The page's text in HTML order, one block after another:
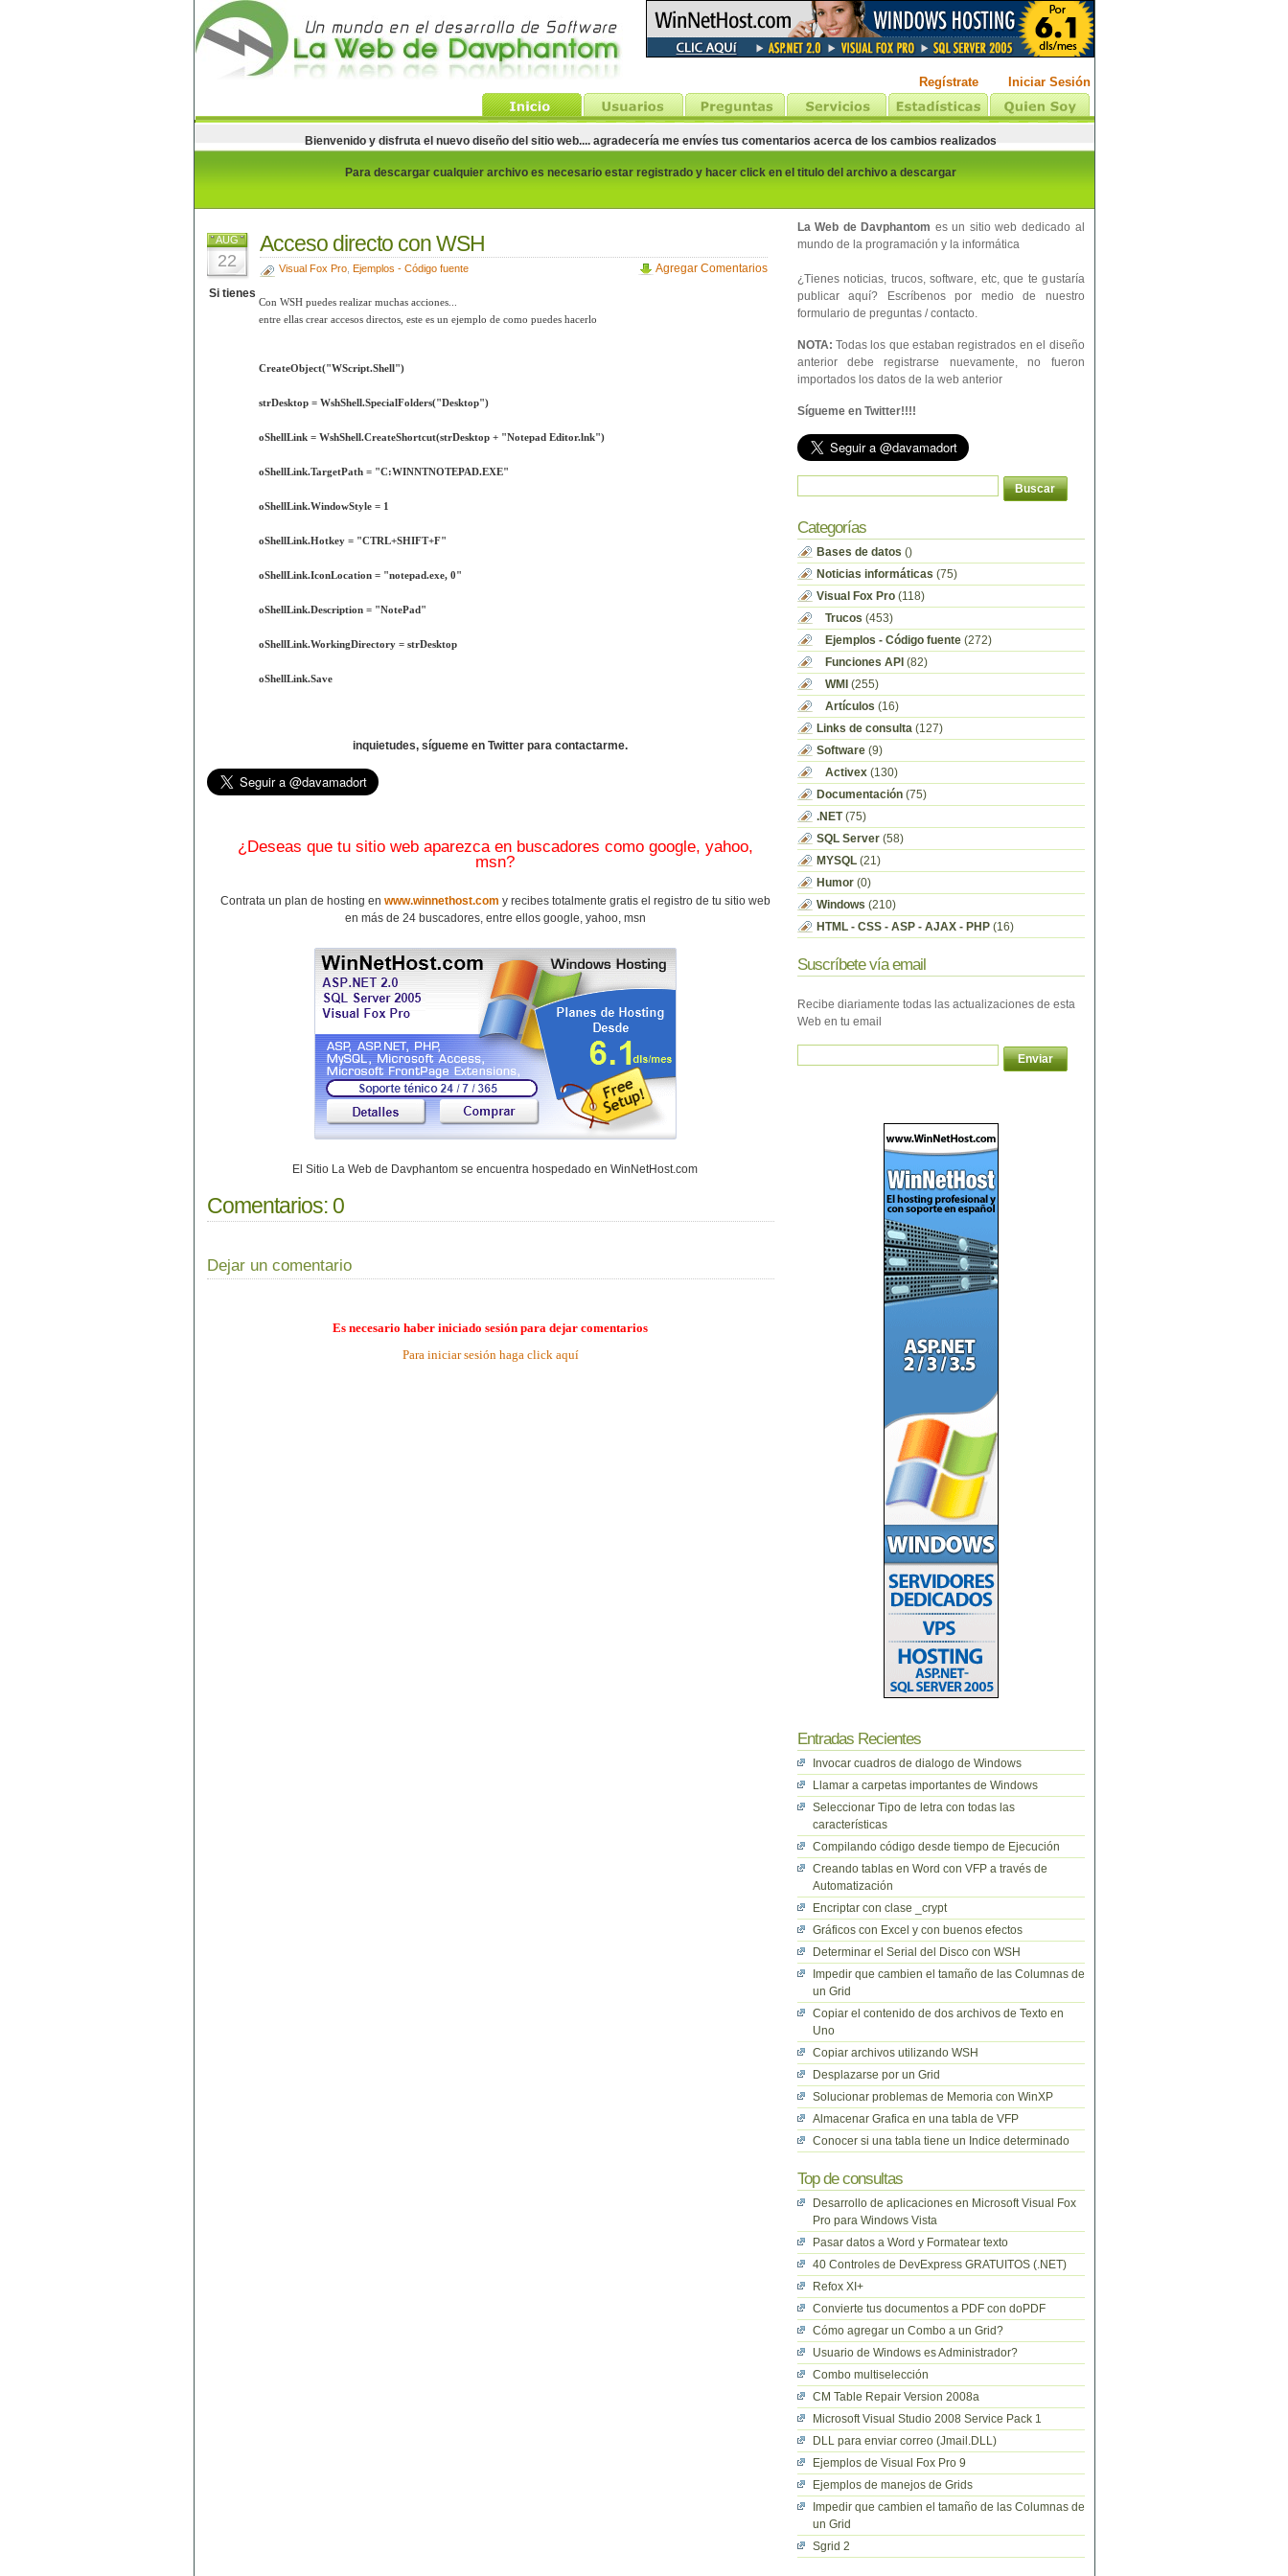
Regístrate Iniciar Sesión
Bienvenido y disfruta el nuevo diseño del sitio web.... agradecería me envíes tus comentarios acerca de los cambios realizados
Para descargar cualquier archivo es necesario estar registrado y hacer click en el titulo del archivo a descargar
AUG
22
Acceso directo con WSH
Visual Fox Pro, Ejemplos - Código fuente Agregar Comentarios
Con WSH puedes realizar muchas acciones...
entre ellas crear accesos directos, este es un ejemplo de como puedes hacerlo
CreateObject("WScript.Shell")
strDesktop = WshShell.SpecialFolders("Desktop")
oShellLink = WshShell.CreateShortcut(strDesktop + "Notepad Editor.lnk")
oShellLink.TargetPath = "C:WINNTNOTEPAD.EXE"
oShellLink.WindowStyle = 1
oShellLink.Hotkey = "CTRL+SHIFT+F"
oShellLink.IconLocation = "notepad.exe, 0"
oShellLink.Description = "NotePad"
oShellLink.WorkingDirectory = strDesktop
oShellLink.Save
Si tienes
inquietudes, sígueme en Twitter para contactarme.
¿Deseas que tu sitio web aparezca en buscadores como google, yahoo,
msn?
Contrata un plan de hosting en www.winnethost.com y recibes totalmente gratis el registro de tu sitio web
en más de 24 buscadores, entre ellos google, yahoo, msn
El Sitio La Web de Davphantom se encuentra hospedado en WinNetHost.com
Comentarios:0
Dejar un comentario
Es necesario haber iniciado sesión para dejar comentarios
Para iniciar sesión haga click aquí
La Web de Davphantom es un sitio web dedicado al
mundo de la programación y la informática
¿Tienes noticias, trucos, software, etc, que te gustaría
publicar aquí? Escríbenos por medio de nuestro
formulario de preguntas / contacto.
NOTA: Todas los que estaban registrados en el diseño
anterior debe registrarse nuevamente, no fueron
importados los datos de la web anterior
Sígueme en Twitter!!!!
Categorías
Bases de datos ()
Noticias informáticas (75)
Visual Fox Pro(118)
Trucos (453)
Ejemplos - Código fuente(272)
Funciones API (82)
WMI (255)
Artículos (16)
Links de consulta(127)
Software(9)
Activex(130)
Documentación(75)
.NET(75)
SQL Server(58)
MYSQL(21)
Humor(0)
Windows (210)
HTML - CSS - ASP - AJAX - PHP(16)
Suscríbete vía email
Recibe diariamente todas las actualizaciones de esta
Web en tu email
Entradas Recientes
Invocar cuadros de dialogo de Windows
Llamar a carpetas importantes de Windows
Seleccionar Tipo de letra con todas las
características
Compilando código desde tiempo de Ejecución
Creando tablas en Word con VFP a través de
Automatización
Encriptar con clase _crypt
Gráficos con Excel y con buenos efectos
Determinar el Serial del Disco con WSH
Impedir que cambien el tamaño de las Columnas de
un Grid
Copiar el contenido de dos archivos de Texto en
Uno
Copiar archivos utilizando WSH
Desplazarse por un Grid
Solucionar problemas de Memoria con WinXP
Almacenar Grafica en una tabla de VFP
Conocer si una tabla tiene un Indice determinado
Top de consultas
Desarrollo de aplicaciones en Microsoft Visual Fox
Pro para Windows Vista
Pasar datos a Word y Formatear texto
40 Controles de DevExpress GRATUITOS (.NET)
Refox XI+
Convierte tus documentos a PDF con doPDF
Cómo agregar un Combo a un Grid?
Usuario de Windows es Administrador?
Combo multiselección
CM Table Repair Version 2008a
Microsoft Visual Studio 2008 Service Pack 1
DLL para enviar correo (Jmail.DLL)
Ejemplos de Visual Fox Pro 9
Ejemplos de manejos de Grids
Impedir que cambien el tamaño de las Columnas de
un Grid
Sgrid 2